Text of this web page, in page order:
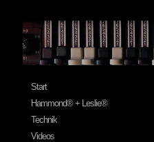
Start
Hammond® + Leslie®
Technik
Videos